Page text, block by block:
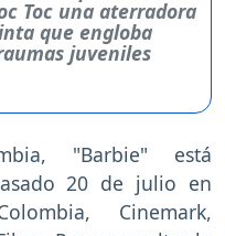
Toc una aterradora
que engloba
juveniles
"Barbie" está
20 de julio en
Cinemark,